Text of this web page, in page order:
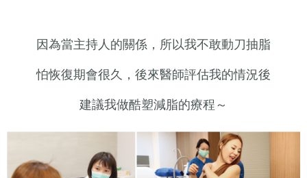
因為當主持人的關係，所以我不敢動刀抽脂
怕恢復期會很久，後來醫師評估我的情況後
建議我做酷塑減脂的療程～